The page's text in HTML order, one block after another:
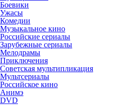
Боевики
Ужасы
Комедии
Музыкальное кино
Российские сериалы
Зарубежные сериалы
Мелодрамы
Приключения
Советская мультипликация
Мультсериалы
Российское кино
Анимэ
DVD